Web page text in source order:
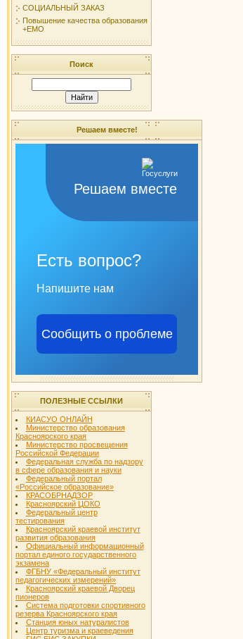
СОЦИАЛЬНЫЙ ЗАКАЗ
Повышение качества образования
+ЕМО
Поиск
Решаем вместе!
Решаем вместе
Есть вопрос?
Напишите нам
Сообщить о проблеме
ПОЛЕЗНЫЕ ССЫЛКИ
КИАСУО ОНЛАЙН
Министерство образования
Красноярского края
Министерство просвещения
Российской Федерации
Федеральная служба по надзору
в сфере образования и науки
Федеральный портал
«Российское образование»
КРАСОБРНАДЗОР
Красноярский ЦОКО
Федеральный центр
тестирования
Красноярский краевой институт
развития образования
Официальный информационный
портал единого государственного
экзамена
ФГБНУ «Федеральный институт
педагогических измерений»
Красноярский краевой Дворец
пионеров
Система подготовки спортивного
резерва Красноярского края
Станция юных натуралистов
Центр туризма и краеведения